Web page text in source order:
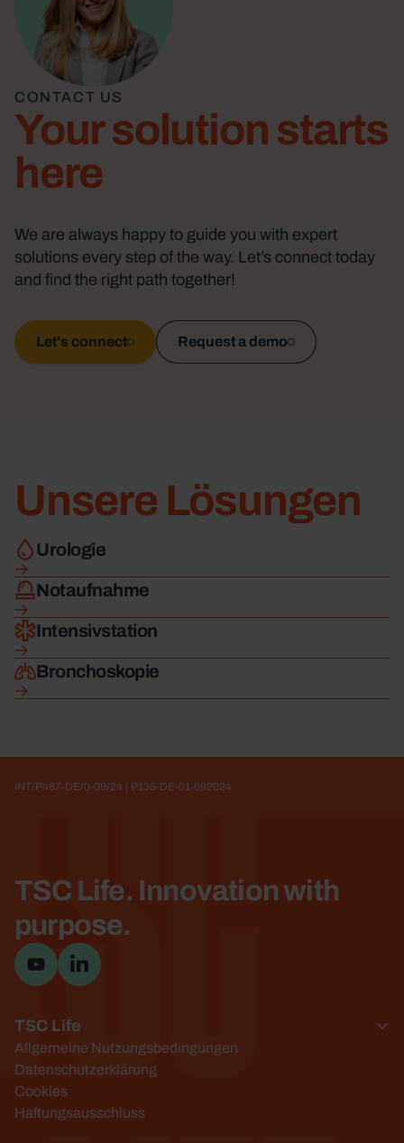
CONTACT US
Your solution starts
here
We are always happy to guide you with expert
solutions every step of the way. Let’s connect today
and find the right path together!
Let's connect Request a demo
Unsere Lösungen
Urologie
Mehr erfahren
Notaufnahme
Mehr erfahren
Intensivstation
Mehr erfahren
Bronchoskopie
Mehr erfahren
INT/P487-DE/0-09/24 | P136-DE-01-092024
TSC Life. Innovation with
purpose.
YouTube-Kanal besuchen
Besuchen Sie die LinkedIn-Seite
TSC Life
Allgemeine Nutzungsbedingungen
Datenschutzerklärung
Cookies
Haftungsausschluss